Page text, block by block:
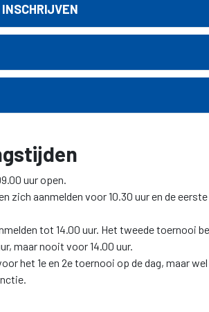
uur open.
zich aanmelden voor 10.30 uur en de
tot 14.00 uur. Het tweede toernooi
maar nooit voor 14.00 uur.
het 1e en 2e toernooi op de dag, maar